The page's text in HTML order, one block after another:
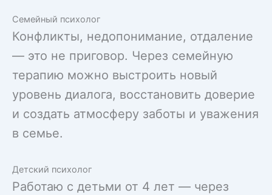
Семейный психолог
Конфликты, недопонимание, отдаление
— это не приговор. Через семейную
терапию можно выстроить новый
уровень диалога, восстановить доверие
и создать атмосферу заботы и уважения
в семье.
Детский психолог
Работаю с детьми от 4 лет — через